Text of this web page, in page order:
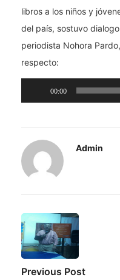
libros a los niños y
del país, sostuvo
periodista Nohora
respecto:
00:00
Admin
Previous Post